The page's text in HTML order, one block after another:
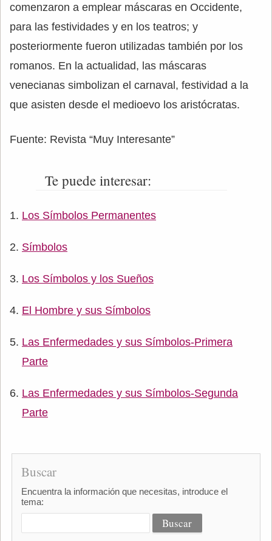
comenzaron a emplear máscaras en Occidente,
para las festividades y en los teatros; y
posteriormente fueron utilizadas también por los
romanos. En la actualidad, las máscaras
venecianas simbolizan el carnaval, festividad a la
que asisten desde el medioevo los aristócratas.
Fuente: Revista “Muy Interesante”
Te puede interesar:
Los Símbolos Permanentes
Símbolos
Los Símbolos y los Sueños
El Hombre y sus Símbolos
Las Enfermedades y sus Símbolos-Primera
Parte
Las Enfermedades y sus Símbolos-Segunda
Parte
Buscar
Encuentra la información que necesitas, introduce el
tema: